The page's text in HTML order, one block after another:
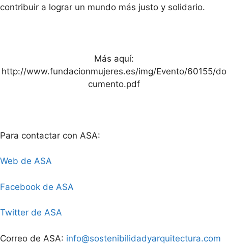
contribuir a lograr un mundo más justo y solidario.
Más aquí:
http://www.fundacionmujeres.es/img/Evento/60155/do
cumento.pdf
Para contactar con ASA:
Web de ASA
Facebook de ASA
Twitter de ASA
Correo de ASA: info@sostenibilidadyarquitectura.com